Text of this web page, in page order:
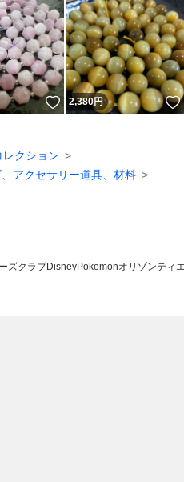
いいね！
2,380円
クション
、アクセサリー道具、材料
ズクラブDisneyPokemonオリゾンティ